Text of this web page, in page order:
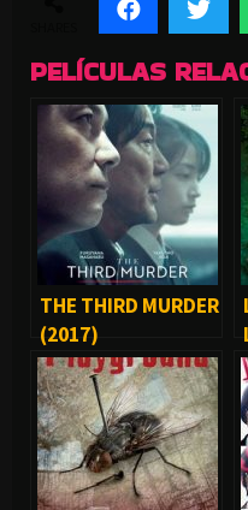
PELÍCULAS
THE THIRD MURDER
(2017)